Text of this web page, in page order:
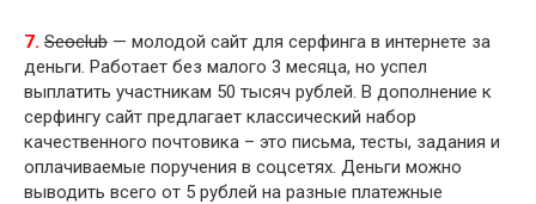
7. Seoclub — молодой сайт для серфинга в интернете за
деньги. Работает без малого 3 месяца, но успел
выплатить участникам 50 тысяч рублей. В дополнение к
серфингу сайт предлагает классический набор
качественного почтовика – это письма, тесты, задания и
оплачиваемые поручения в соцсетях. Деньги можно
выводить всего от 5 рублей на разные платежные